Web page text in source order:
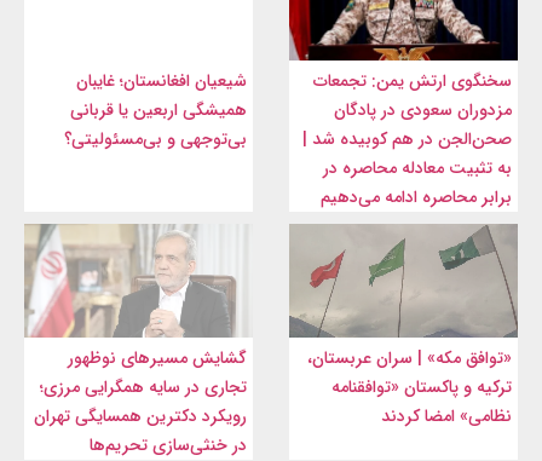
سخنگوی ارتش یمن: تجمعات
مزدوران سعودی در پادگان
صحن‌الجن در هم کوبیده شد |
به تثبیت معادله محاصره در
برابر محاصره ادامه می‌دهیم
شیعیان افغانستان؛ غایبان
همیشگی اربعین یا قربانی
بی‌توجهی و بی‌مسئولیتی؟
«توافق مکه» | سران عربستان،
ترکیه و پاکستان «توافقنامه
نظامی» امضا کردند
گشایش مسیرهای نوظهور
تجاری در سایه همگرایی مرزی؛
رویکرد دکترین همسایگی تهران
در خنثی‌سازی تحریم‌ها